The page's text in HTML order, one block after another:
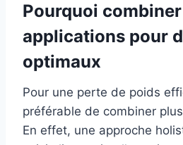
Pourquoi
applications pour
optimaux
Pour une perte de poids
préférable de combiner
En effet, une approche